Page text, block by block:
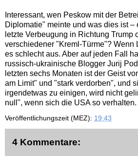
Interessant, wen Peskow mit der
Diplomatie" meinte und was dies ist –
letzte Verbeugung in Richtung Trump
verschiedener "Kreml-Türme"? Wenn
es schlecht aus. Aber auf jeden Fall
russisch-ukrainische Blogger Jurij
letzten sechs Monaten ist der Geist
am Limit" und "stark verdorben", und
irgendetwas zu einigen, wird nicht
null", wenn sich die USA so verhalten.
Veröffentlichungszeit (MEZ): 19:43
4 Kommentare: